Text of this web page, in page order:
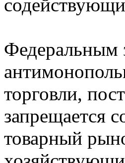
Федеральным
торговли,
запрещается
товарный